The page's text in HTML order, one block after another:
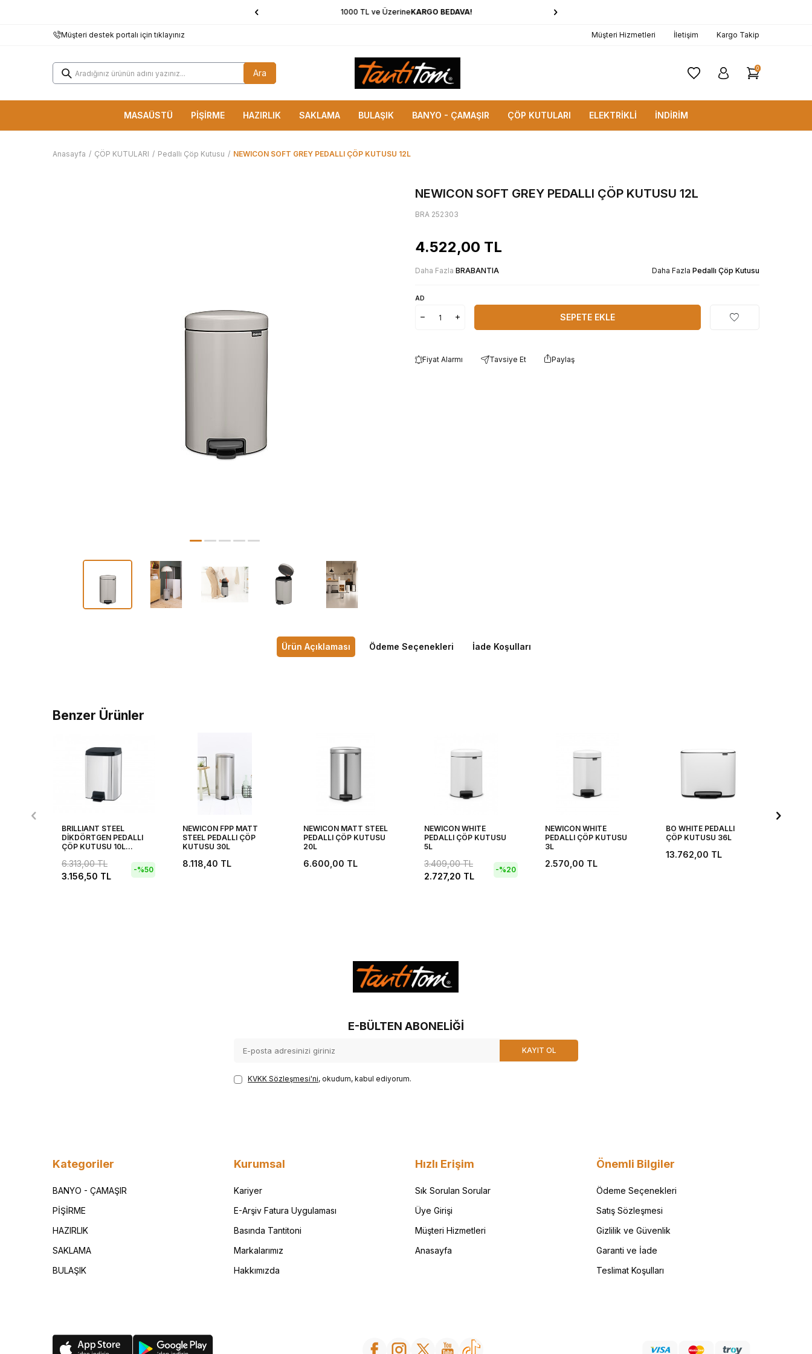
1000 TL ve ÜzerineKARGO BEDAVA!
Müşteri destek portalı için tıklayınız Müşteri Hizmetleri İletişim Kargo Takip
Ara 0
MASAÜSTÜ PİŞİRME HAZIRLIK SAKLAMA BULAŞIK BANYO - ÇAMAŞIR ÇÖP KUTULARI ELEKTRİKLİ İNDİRİM
Anasayfa / ÇÖP KUTULARI / Pedallı Çöp Kutusu / NEWICON SOFT GREY PEDALLI ÇÖP KUTUSU 12L
NEWICON SOFT GREY PEDALLI ÇÖP KUTUSU 12L
BRA 252303
4.522,00 TL
Daha Fazla BRABANTIA Daha Fazla Pedallı Çöp Kutusu
AD
SEPETE EKLE
Fiyat Alarmı Tavsiye Et Paylaş
Ürün Açıklaması Ödeme Seçenekleri İade Koşulları
Benzer Ürünler
BRILLIANT STEEL
DİKDÖRTGEN PEDALLI
ÇÖP KUTUSU 10L
6.313,00TL
3.156,50 TL
-%50
NEWICON FPP MATT
STEEL PEDALLI ÇÖP
KUTUSU 30L
8.118,40 TL
NEWICON MATT STEEL
PEDALLI ÇÖP KUTUSU
20L
6.600,00 TL
NEWICON WHITE
PEDALLI ÇÖP KUTUSU
5L
3.409,00TL
2.727,20 TL
-%20
NEWICON WHITE
PEDALLI ÇÖP KUTUSU
3L
2.570,00 TL
BO WHITE PEDALLI
ÇÖP KUTUSU 36L
13.762,00 TL
E-BÜLTEN ABONELIĞI
KAYIT OL
KVKK Sözleşmesi'ni, okudum, kabul ediyorum.
Kategoriler
BANYO - ÇAMAŞIR
PİŞİRME
HAZIRLIK
SAKLAMA
BULAŞIK
Kurumsal
Kariyer
E-Arşiv Fatura Uygulaması
Basında Tantitoni
Markalarımız
Hakkımızda
Hızlı Erişim
Sık Sorulan Sorular
Üye Girişi
Müşteri Hizmetleri
Anasayfa
Önemli Bilgiler
Ödeme Seçenekleri
Satış Sözleşmesi
Gizlilik ve Güvenlik
Garanti ve İade
Teslimat Koşulları